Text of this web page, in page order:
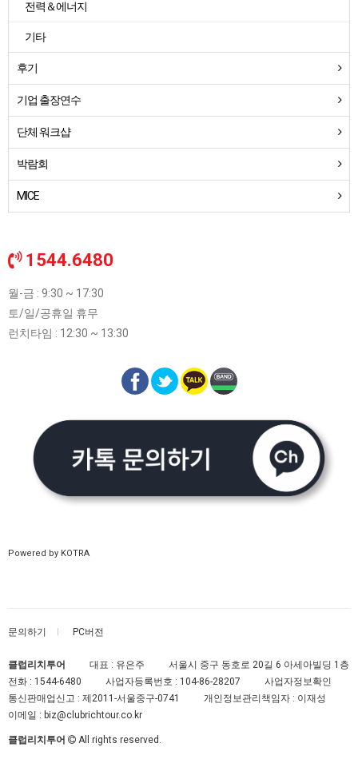
전력＆에너지
기타
후기
기업 출장연수
단체 워크샵
박람회
MICE
1544.6480
월-금 : 9:30 ~ 17:30
토/일/공휴일 휴무
런치타임 : 12:30 ~ 13:30
Powered by KOTRA
문의하기 PC버전
클럽리치투어 대표 : 유은주
서울시 중구 동호로 20길 6 아세아빌딩 1층
전화 : 1544-6480 사업자등록번호 : 104-86-28207
사업자정보확인
통신판매업신고 : 제2011-서울중구-0741
개인정보관리책임자 : 이재성
이메일 : biz@clubrichtour.co.kr
클럽리치투어 All rights reserved.